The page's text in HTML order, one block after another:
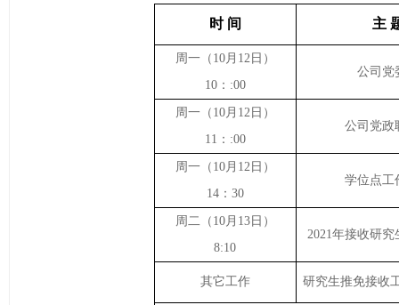
时 间 主
周 一 （ 10月 12 日）
10：:00
公司党
周 一 （ 10月 12 日）
11：:00
公司党政
周 一 （ 10月 12 日）
14：30
学位点工
周二 （ 10月 13 日）
8:10
2021年接收研究
其它工作 研究生推免接收